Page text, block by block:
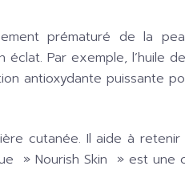
prématuré de la
éclat. Par exemple, l’huile
antioxydante puissante
cutanée. Il aide à
» Nourish Skin » est une